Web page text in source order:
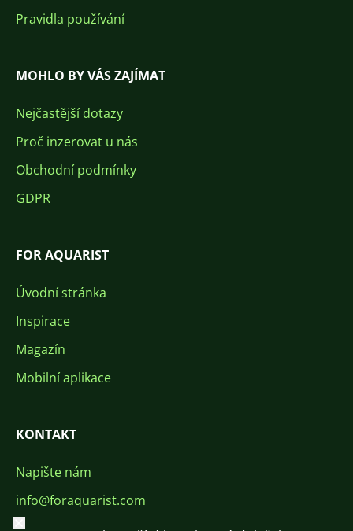
Pravidla používání
MOHLO BY VÁS ZAJÍMAT
Nejčastější dotazy
Proč inzerovat u nás
Obchodní podmínky
GDPR
FOR AQUARIST
Úvodní stránka
Inspirace
Magazín
Mobilní aplikace
KONTAKT
Napište nám
info@foraquarist.com
Zavřít